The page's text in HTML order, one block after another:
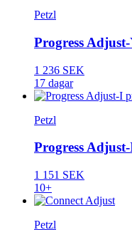
Petzl
Progress
1 236 SEK
17 dagar
Petzl
Progress
1 151 SEK
10+
Petzl